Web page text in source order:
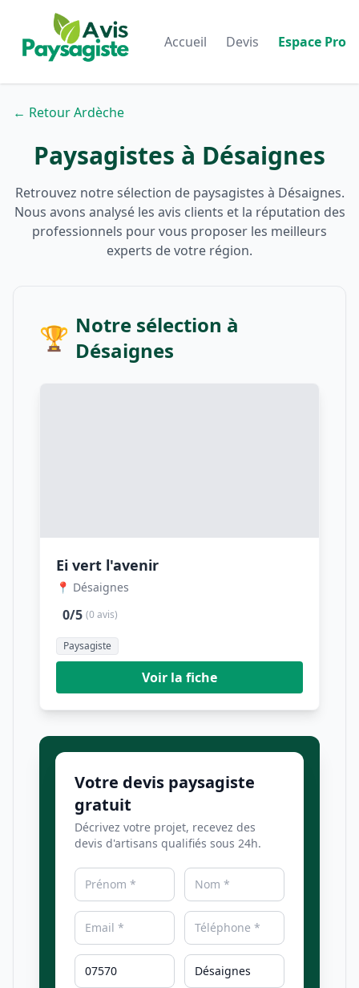
Accueil Devis Espace Pro
← Retour Ardèche
Paysagistes à Désaignes
Retrouvez notre sélection de paysagistes à Désaignes.
Nous avons analysé les avis clients et la réputation des
professionnels pour vous proposer les meilleurs
experts de votre région.
🏆 Notre sélection à
Désaignes
Ei vert l'avenir
📍 Désaignes
0/5 (0 avis)
Paysagiste
Voir la fiche
Votre devis paysagiste
gratuit
Décrivez votre projet, recevez des
devis d'artisans qualifiés sous 24h.